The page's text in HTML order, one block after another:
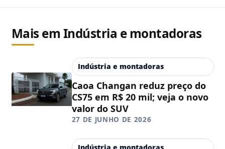
Mais em Indústria e montadoras
Indústria e montadoras
Caoa Changan reduz preço do
CS75 em R$ 20 mil; veja o novo
valor do SUV
27 DE JUNHO DE 2026